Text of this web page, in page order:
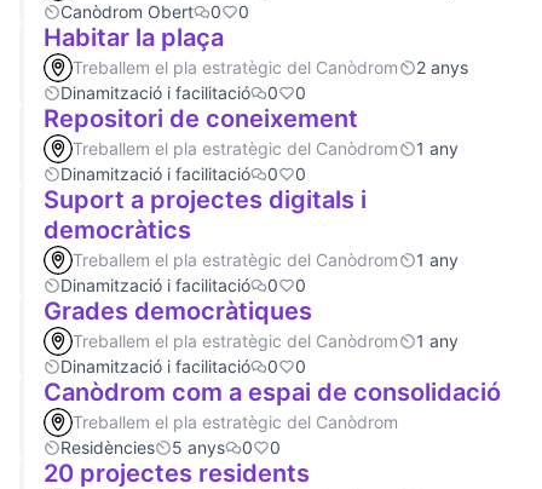
Canòdrom Obert
0 0
Habitar la plaça
Treballem el pla estratègic del Canòdrom
2 anys
Dinamització i facilitació
0 0
Repositori de coneixement
Treballem el pla estratègic del Canòdrom
1 any
Dinamització i facilitació
0 0
Suport a projectes digitals i
democràtics
Treballem el pla estratègic del Canòdrom
1 any
Dinamització i facilitació
0 0
Grades democràtiques
Treballem el pla estratègic del Canòdrom
1 any
Dinamització i facilitació
0 0
Canòdrom com a espai de consolidació
Treballem el pla estratègic del Canòdrom
Residències
5 anys 0 0
20 projectes residents